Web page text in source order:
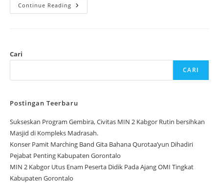
Continue Reading Salah
Satu
Pelatihan
Dilaksanakan
GTK
Madrasah
RI
Cari
CARI
Postingan Teerbaru
Sukseskan Program Gembira, Civitas MIN 2 Kabgor Rutin bersihkan
Masjid di Kompleks Madrasah.
Konser Pamit Marching Band Gita Bahana Qurotaa’yun Dihadiri
Pejabat Penting Kabupaten Gorontalo
MIN 2 Kabgor Utus Enam Peserta Didik Pada Ajang OMI Tingkat
Kabupaten Gorontalo